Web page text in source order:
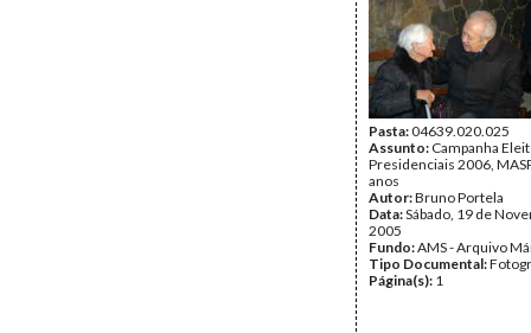
Pasta:04639.020.025
Assunto: Campanha
Presidenciais 2006,
anos
Autor:Bruno Portela
Data:Sábado, 19 de
2005
Fundo:AMS - Arquivo
Tipo Documental:
Página(s): 1